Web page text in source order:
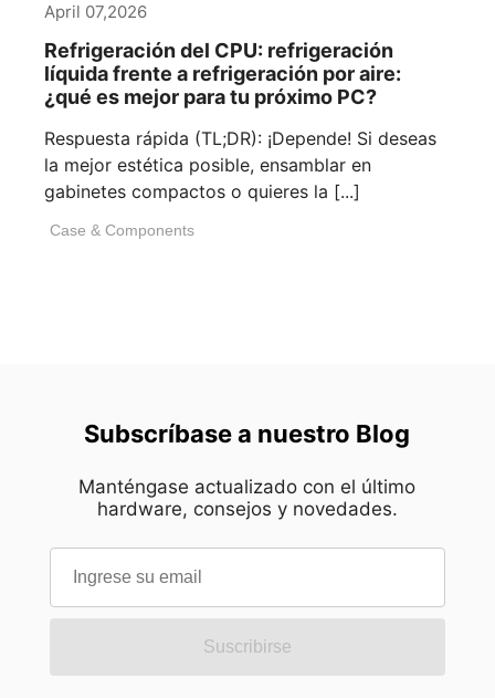
April 07,2026
Refrigeración del CPU: refrigeración
líquida frente a refrigeración por aire:
¿qué es mejor para tu próximo PC?
Respuesta rápida (TL;DR): ¡Depende! Si deseas
la mejor estética posible, ensamblar en
gabinetes compactos o quieres la [...]
Case & Components
Subscríbase a nuestro Blog
Manténgase actualizado con el último
hardware, consejos y novedades.
Suscribirse